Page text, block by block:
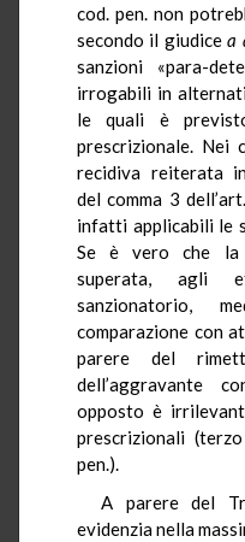
cod. pen. non
secondo il giudicea
sanzioni «para-
irrogabili in
le quali è
prescrizionale. Nei
recidiva reiterata
del comma 3
infatti applicabili le
Se è vero che la
superata, agli
sanzionatorio,
comparazione con
parere del
dell’aggravante
opposto è
prescrizionali
pen.).
A parere del
evidenzia nella